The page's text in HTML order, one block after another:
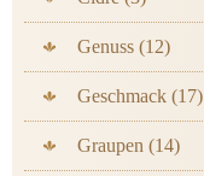
Genuss (12)
Geschmack (17)
Graupen (14)